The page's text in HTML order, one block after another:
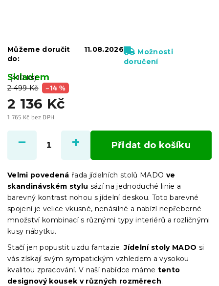
2 499 Kč –14 %
2 136 Kč
1 765 Kč bez DPH
cena:
Skladem
(>10 ks)
Můžeme doručit
do:
11.08.2026
Možnosti
doručení
Přidat do košíku
Velmi povedená řada jídelních stolů MADO ve
skandinávském stylu sází na jednoduché linie a
barevný kontrast nohou s jídelní deskou. Toto barevné
spojení je velice vkusné, nenásilné a nabízí nepřeberné
množství kombinací s různými typy interiérů a rozličnými
kusy nábytku.
Stačí jen popustit uzdu fantazie.Jídelní stoly MADO si
vás získají svým sympatickým vzhledem a vysokou
kvalitou zpracování. V naší nabídce máme tento
designový kousek v různých rozměrech.